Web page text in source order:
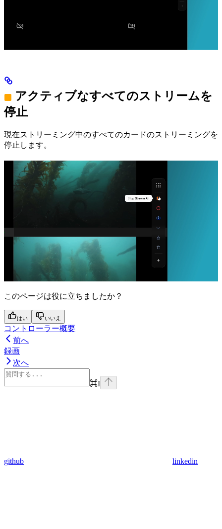
アクティブなすべてのストリームを
停止
現在ストリーミング中のすべてのカードのストリーミングを
停止します。
このページは役に立ちましたか？
はい いいえ
コントローラー概要
前へ
録画
次へ
⌘I
github linkedin